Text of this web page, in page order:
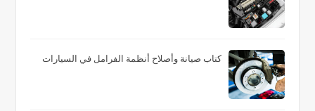
كتاب صيانة وأصلاح أنظمة الفرامل في السيارات